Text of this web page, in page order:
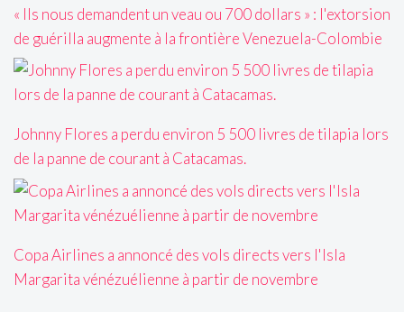
« Ils nous demandent un veau ou 700 dollars » : l'extorsion
de guérilla augmente à la frontière Venezuela-Colombie
Johnny Flores a perdu environ 5 500 livres de tilapia lors
de la panne de courant à Catacamas.
Copa Airlines a annoncé des vols directs vers l'Isla
Margarita vénézuélienne à partir de novembre